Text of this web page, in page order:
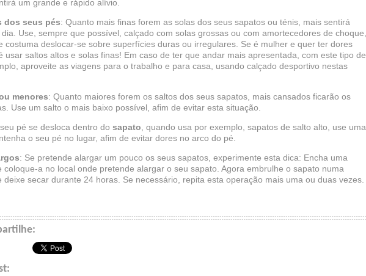
um grande e rápido alívio.
dos seus pés: Quanto mais finas forem as solas dos seus sapatos ou ténis, mais sentirá
Use, sempre que possível, calçado com solas grossas ou com amortecedores de choque,
costuma deslocar-se sobre superfícies duras ou irregulares. Se é mulher e quer ter dores
usar saltos altos e solas finas! Em caso de ter que andar mais apresentada, com este tipo de
aproveite as viagens para o trabalho e para casa, usando calçado desportivo nestas
menores: Quanto maiores forem os saltos dos seus sapatos, mais cansados ficarão os
Use um salto o mais baixo possível, afim de evitar esta situação.
pé se desloca dentro do sapato , quando usa por exemplo, sapatos de salto alto, use uma
o seu pé no lugar, afim de evitar dores no arco do pé.
: Se pretende alargar um pouco os seus sapatos, experimente esta dica: Encha uma
coloque-a no local onde pretende alargar o seu sapato. Agora embrulhe o sapato numa
deixe secar durante 24 horas. Se necessário, repita esta operação mais uma ou duas vezes.